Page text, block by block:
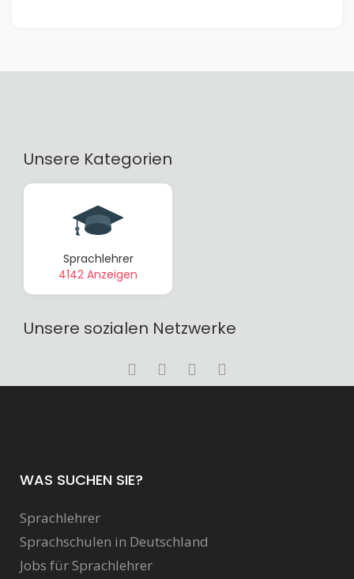
Unsere Kategorien
Sprachlehrer
4142 Anzeigen
Unsere sozialen Netzwerke
WAS SUCHEN SIE?
Sprachlehrer
Sprachschulen in Deutschland
Jobs für Sprachlehrer